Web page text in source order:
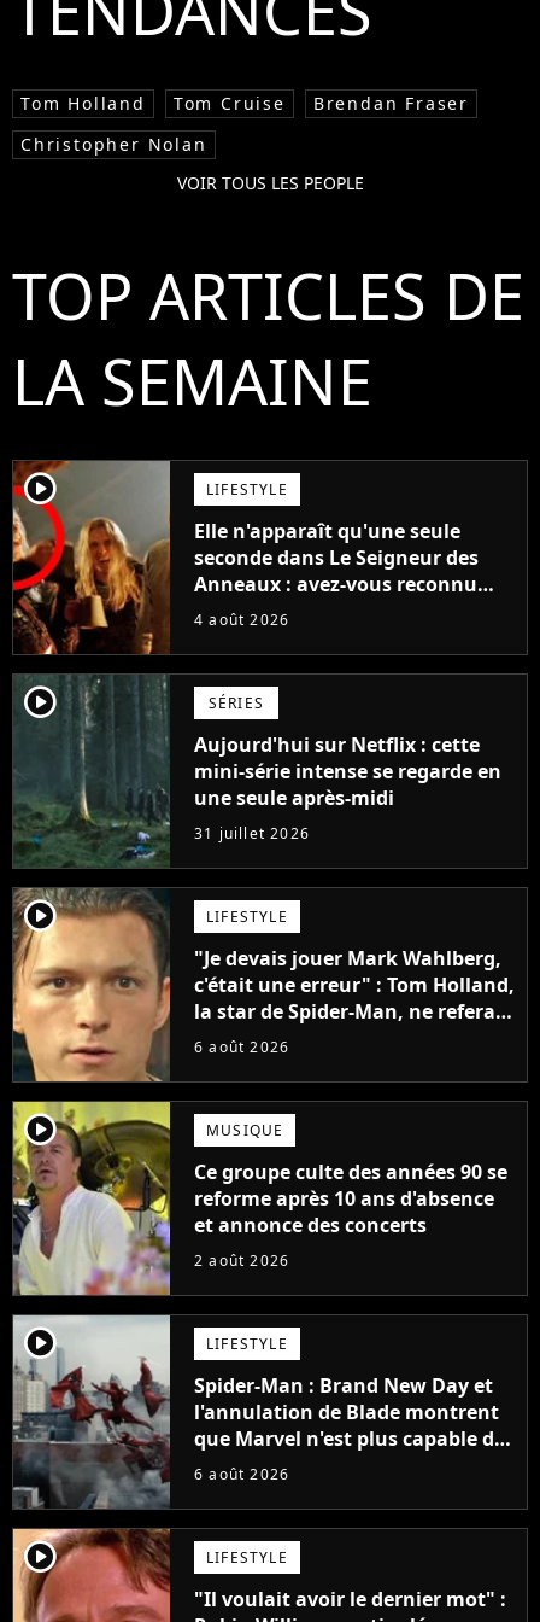
Tom Holland Tom Cruise
Brendan Fraser
Christopher Nolan
VOIR TOUS LES PEOPLE
TOP ARTICLES DE
LA SEMAINE
player2 LIFESTYLE
Elle n'apparaît qu'une seule
seconde dans Le Seigneur des
Anneaux : avez-vous reconnu
cette légende du cinéma dans la
4 août 2026
player2 SÉRIES
Aujourd'hui sur Netflix : cette
mini-série intense se regarde en
une seule après-midi
31 juillet 2026
player2 LIFESTYLE
"Je devais jouer Mark Wahlberg,
c'était une erreur" : Tom Holland,
la star de Spider-Man, ne referait
pas ce blockbuster
6 août 2026
player2 MUSIQUE
Ce groupe culte des années 90 se
reforme après 10 ans d'absence
et annonce des concerts
2 août 2026
player2 LIFESTYLE
Spider-Man : Brand New Day et
l'annulation de Blade montrent
que Marvel n'est plus capable de
faire quoi que ce soit de simple
6 août 2026
player2 LIFESTYLE
"Il voulait avoir le dernier mot" :